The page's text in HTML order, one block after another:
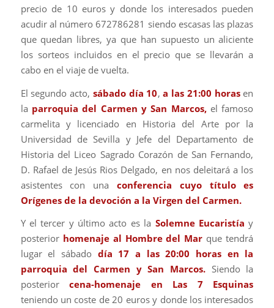
precio de 10 euros y donde los interesados pueden
acudir al número 672786281 siendo escasas las plazas
que quedan libres, ya que han supuesto un aliciente
los sorteos incluidos en el precio que se llevarán a
cabo en el viaje de vuelta.
El segundo acto, sábado día 10, a las 21:00 horasen
la parroquia del Carmen y San Marcos,el famoso
carmelita y licenciado en Historia del Arte por la
Universidad de Sevilla y Jefe del Departamento de
Historia del Liceo Sagrado Corazón de San Fernando,
D. Rafael de Jesús Rios Delgado, en nos deleitará a los
asistentes con una conferencia cuyo título es
Orígenes de la devoción a la Virgen del Carmen.
Y el tercer y último acto es la Solemne Eucaristía y
posteriorhomenaje al Hombre del Mar que tendrá
lugar el sábado día 17 a las 20:00 horas en la
parroquia del Carmen y San Marcos. Siendo la
posteriorcena-homenaje en Las 7 Esquinas
teniendo un coste de 20 euros y donde los interesados